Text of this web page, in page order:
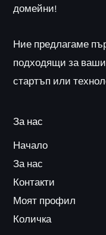
домейни!
Ние предлагаме
подходящи за
стартъп или
За нас
Начало
За нас
Контакти
Моят профил
Количка